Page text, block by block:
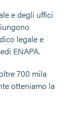
e degli uffici
legale e
ENAPA.
700 mila
otteniamo la